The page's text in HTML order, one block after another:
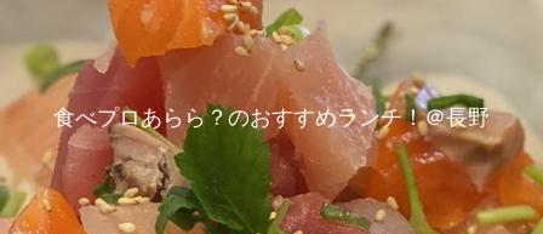
食べプロあらら？のおすすめランチ！＠長野